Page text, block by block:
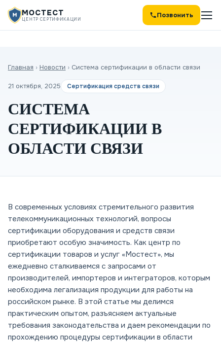
МОСТЕСТ
ЦЕНТР СЕРТИФИКАЦИИ Позвонить
Главная › Новости › Система сертификации в области связи
21 октября, 2025 Сертификация средств связи
СИСТЕМА
СЕРТИФИКАЦИИ В
ОБЛАСТИ СВЯЗИ
В современных условиях стремительного развития
телекоммуникационных технологий, вопросы
сертификации оборудования и средств связи
приобретают особую значимость. Как центр по
сертификации товаров и услуг «Мостест», мы
ежедневно сталкиваемся с запросами от
производителей, импортеров и интеграторов, которым
необходима легализация продукции для работы на
российском рынке. В этой статье мы делимся
практическим опытом, разъясняем актуальные
требования законодательства и даем рекомендации по
прохождению процедуры сертификации в области